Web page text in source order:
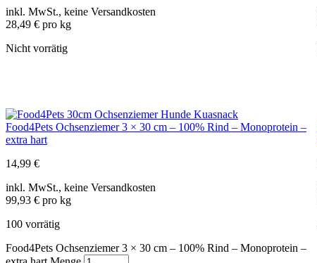
inkl. MwSt., keine Versandkosten
28,49 € pro kg
Nicht vorrätig
Food4Pets Ochsenziemer 3 × 30 cm – 100% Rind – Monoprotein –
extra hart
14,99 €
inkl. MwSt., keine Versandkosten
99,93 € pro kg
100 vorrätig
Food4Pets Ochsenziemer 3 × 30 cm – 100% Rind – Monoprotein –